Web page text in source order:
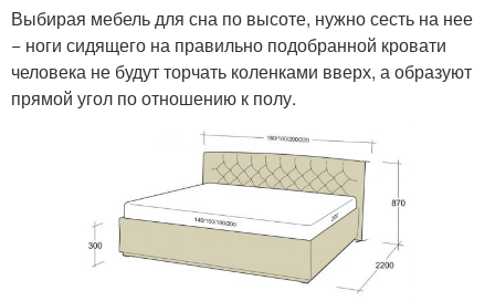
Выбирая мебель для сна по высоте, нужно сесть на нее
− ноги сидящего на правильно подобранной кровати
человека не будут торчать коленками вверх, а образуют
прямой угол по отношению к полу.